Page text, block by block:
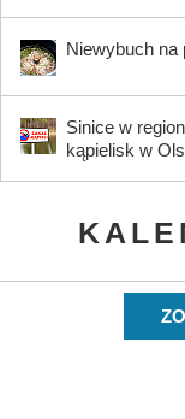
Niewybuch na
Sinice w
kąpielisk w